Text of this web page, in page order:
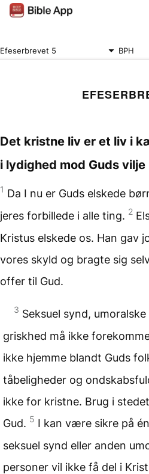
Efeserbrevet 5 BPH
Det kristne liv er et liv i
i lydighed mod Guds vilje
1 Da I nu er Guds elskede
jeres forbillede i alle ting. 2
Kristus elskede os. Han gav
vores skyld og bragte sig
offer til Gud.
3 Seksuel synd,
griskhed må ikke
ikke hjemme blandt Guds
tåbeligheder og
ikke for kristne. Brug i
Gud. 5 I kan være sikre på
seksuel synd eller anden
personer vil ikke få del i